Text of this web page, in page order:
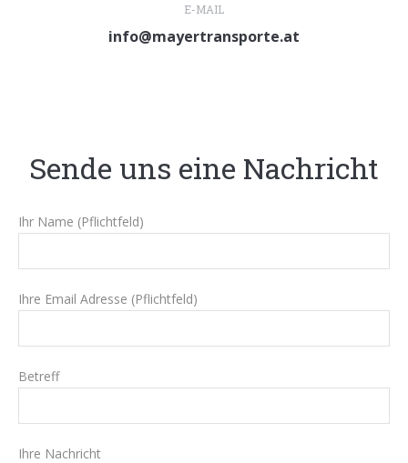
E-MAIL
info@mayertransporte.at
Sende uns eine Nachricht
Ihr Name (Pflichtfeld)
Ihre Email Adresse (Pflichtfeld)
Betreff
Ihre Nachricht